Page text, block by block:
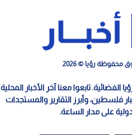
محفوظة رؤيا © 2026
الفضائية. تابعوا معنا آخر الأخبار المحلية
فلسطين، وأبرز التقارير والمستجدات
على مدار الساعة.